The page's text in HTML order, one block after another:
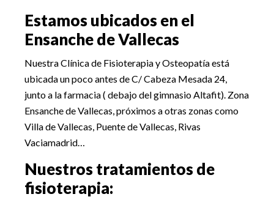
Estamos ubicados en el
Ensanche de Vallecas
Nuestra Clínica de Fisioterapia y Osteopatía está
ubicada un poco antes de C/ Cabeza Mesada 24,
junto a la farmacia ( debajo del gimnasio Altafit). Zona
Ensanche de Vallecas, próximos a otras zonas como
Villa de Vallecas, Puente de Vallecas, Rivas
Vaciamadrid…
Nuestros tratamientos de
fisioterapia: